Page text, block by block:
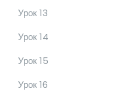
Урок 13
Урок 14
Урок 15
Урок 16